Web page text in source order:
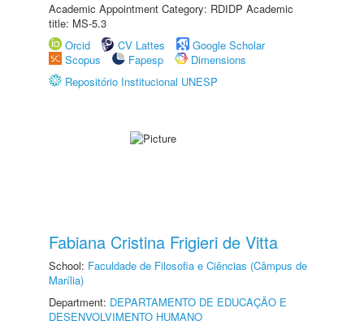
Academic Appointment Category: RDIDP Academic
title: MS-5.3
Orcid
CV Lattes
Google Scholar
Scopus
Fapesp
Dimensions
Repositório Institucional UNESP
Fabiana Cristina Frigieri de Vitta
School: Faculdade de Filosofia e Ciências (Câmpus de
Marília)
Department: DEPARTAMENTO DE EDUCAÇÃO E
DESENVOLVIMENTO HUMANO